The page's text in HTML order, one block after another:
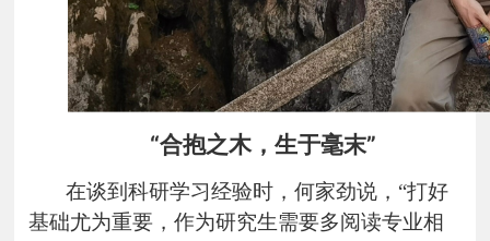
“合抱之木，生于毫末”
在谈到科研学习经验时，何家劲说，“打好
基础尤为重要，作为研究生需要多阅读专业相